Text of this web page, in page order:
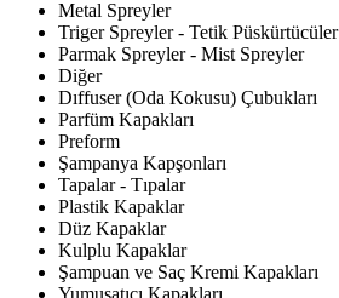
Metal Spreyler
Triger Spreyler - Tetik Püskürtücüler
Parmak Spreyler - Mist Spreyler
Diğer
Dıffuser (Oda Kokusu) Çubukları
Parfüm Kapakları
Preform
Şampanya Kapşonları
Tapalar - Tıpalar
Plastik Kapaklar
Düz Kapaklar
Kulplu Kapaklar
Şampuan ve Saç Kremi Kapakları